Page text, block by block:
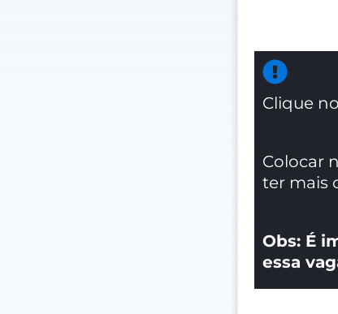
Clique
Colocar
ter mais
Obs: É
essa